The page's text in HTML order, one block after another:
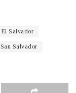
El Salvador
San Salvador